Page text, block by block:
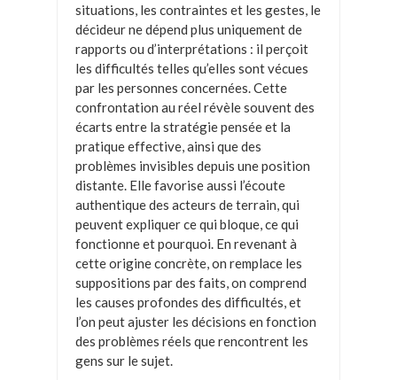
situations, les contraintes et les gestes, le
décideur ne dépend plus uniquement de
rapports ou d’interprétations : il perçoit
les difficultés telles qu’elles sont vécues
par les personnes concernées. Cette
confrontation au réel révèle souvent des
écarts entre la stratégie pensée et la
pratique effective, ainsi que des
problèmes invisibles depuis une position
distante. Elle favorise aussi l’écoute
authentique des acteurs de terrain, qui
peuvent expliquer ce qui bloque, ce qui
fonctionne et pourquoi. En revenant à
cette origine concrète, on remplace les
suppositions par des faits, on comprend
les causes profondes des difficultés, et
l’on peut ajuster les décisions en fonction
des problèmes réels que rencontrent les
gens sur le sujet.